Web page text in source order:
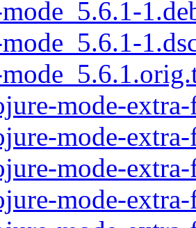
mode-
mode-
mode-
mode-